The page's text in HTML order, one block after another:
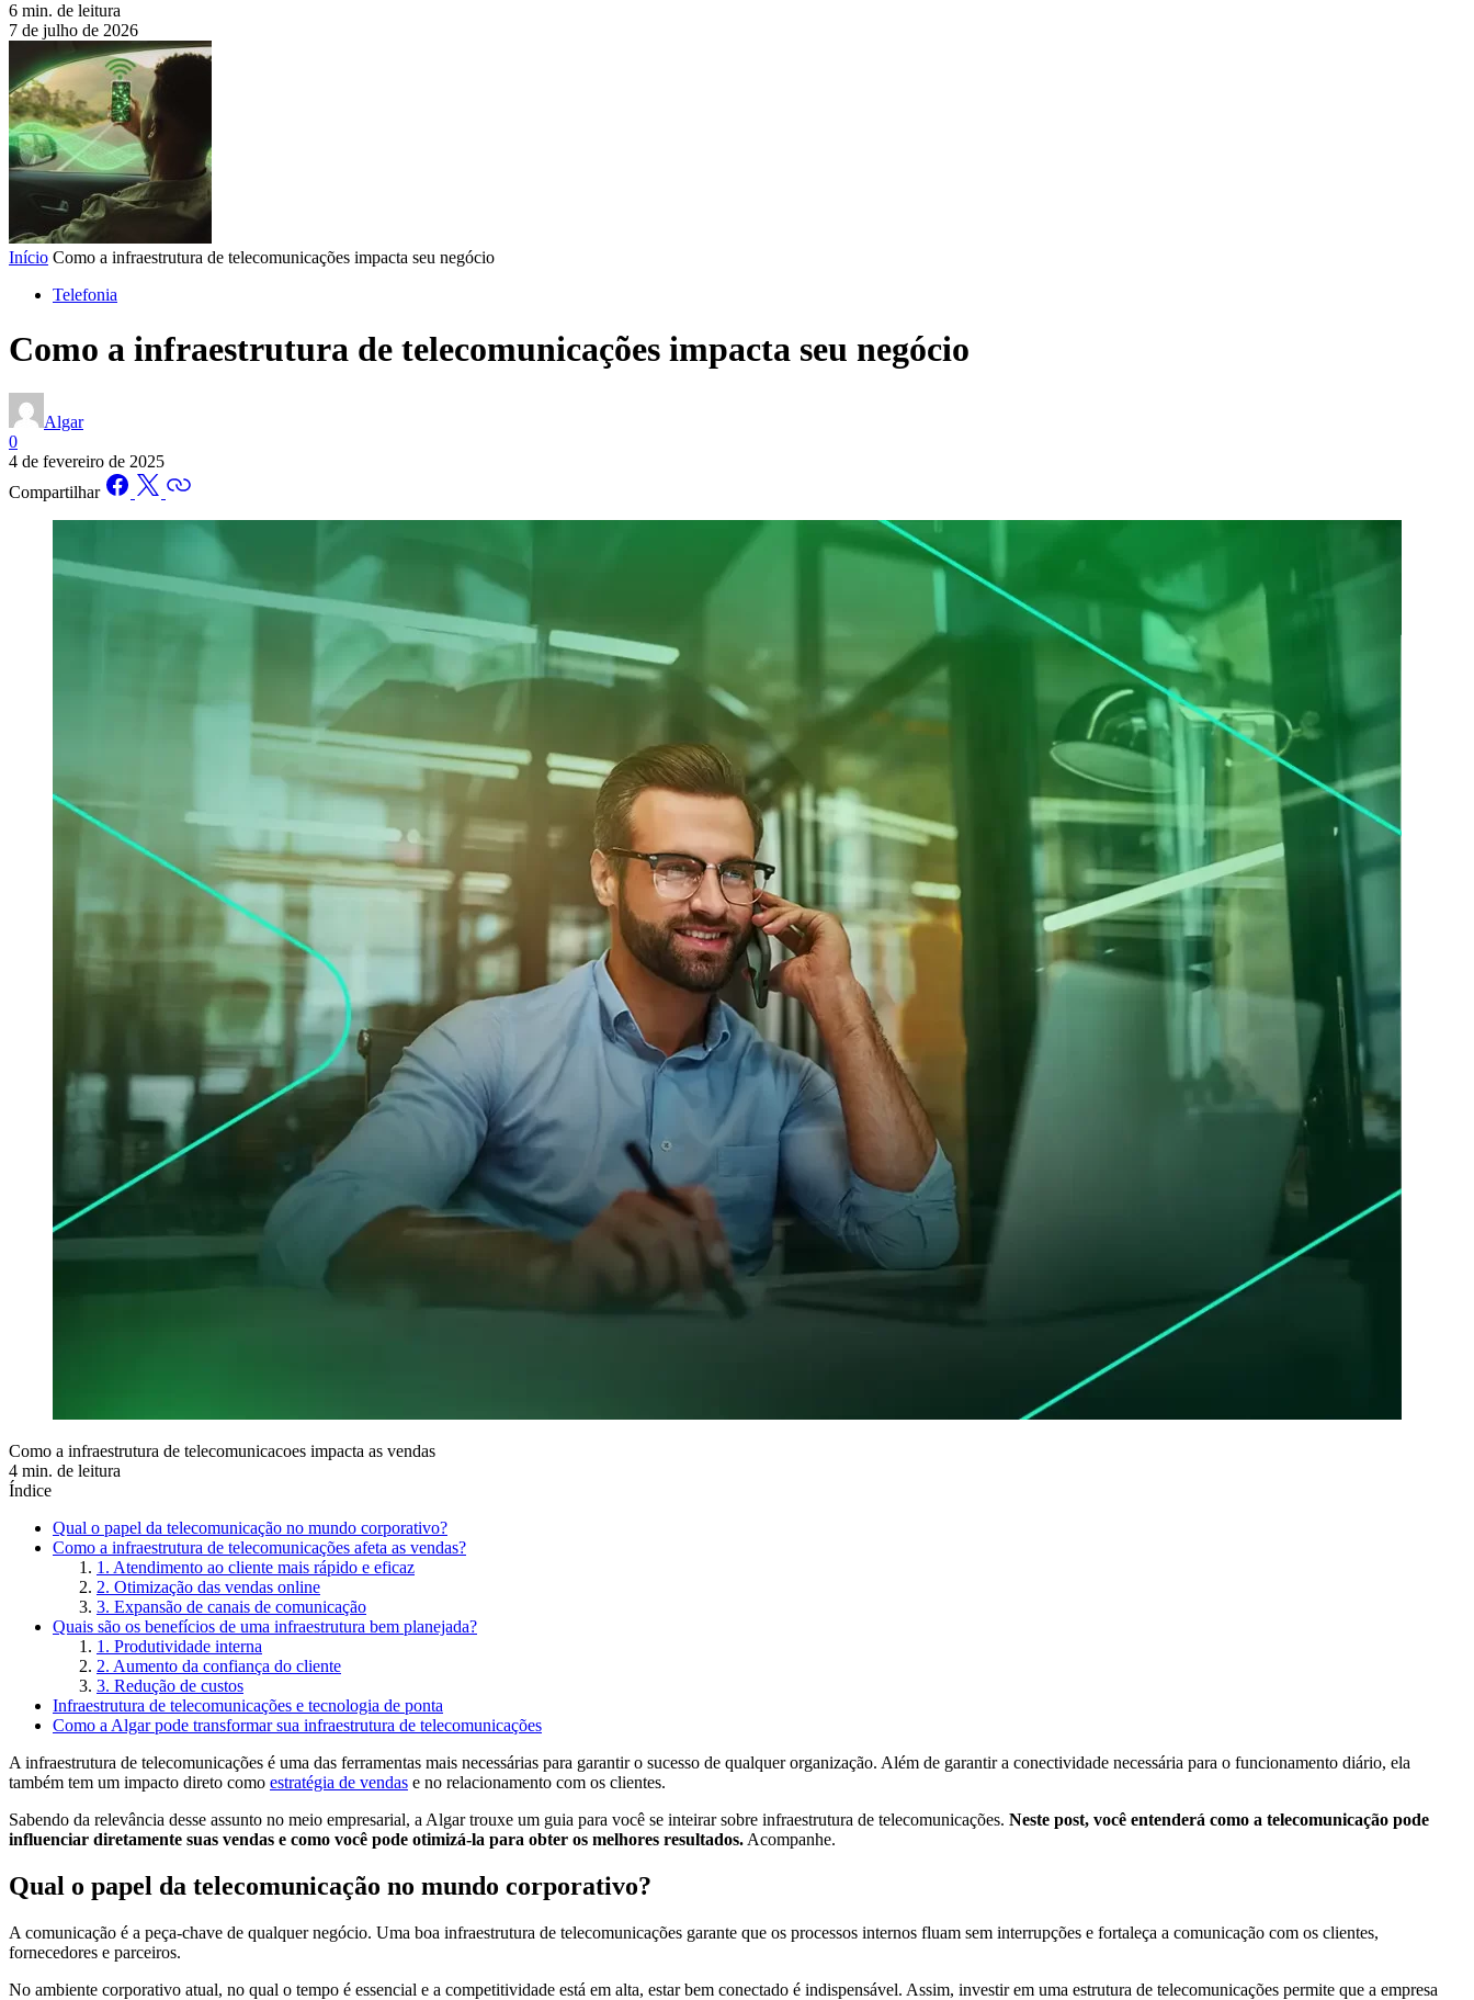
6 min. de leitura
7 de julho de 2026
Início Como a infraestrutura de telecomunicações impacta seu negócio
Telefonia
Como a infraestrutura de telecomunicações impacta seu negócio
Algar
0
4 de fevereiro de 2025
Compartilhar
Como a infraestrutura de telecomunicacoes impacta as vendas
4 min. de leitura
Índice
Qual o papel da telecomunicação no mundo corporativo?
Como a infraestrutura de telecomunicações afeta as vendas?
1. Atendimento ao cliente mais rápido e eficaz
2. Otimização das vendas online
3. Expansão de canais de comunicação
Quais são os benefícios de uma infraestrutura bem planejada?
1. Produtividade interna
2. Aumento da confiança do cliente
3. Redução de custos
Infraestrutura de telecomunicações e tecnologia de ponta
Como a Algar pode transformar sua infraestrutura de telecomunicações
A infraestrutura de telecomunicações é uma das ferramentas mais necessárias para garantir o sucesso de qualquer organização. Além de garantir a conectividade necessária para o funcionamento diário, ela
também tem um impacto direto como estratégia de vendas e no relacionamento com os clientes.
Sabendo da relevância desse assunto no meio empresarial, a Algar trouxe um guia para você se inteirar sobre infraestrutura de telecomunicações. Neste post, você entenderá como a telecomunicação pode
influenciar diretamente suas vendas e como você pode otimizá-la para obter os melhores resultados. Acompanhe.
Qual o papel da telecomunicação no mundo corporativo?
A comunicação é a peça-chave de qualquer negócio. Uma boa infraestrutura de telecomunicações garante que os processos internos fluam sem interrupções e fortaleça a comunicação com os clientes,
fornecedores e parceiros.
No ambiente corporativo atual, no qual o tempo é essencial e a competitividade está em alta, estar bem conectado é indispensável. Assim, investir em uma estrutura de telecomunicações permite que a empresa